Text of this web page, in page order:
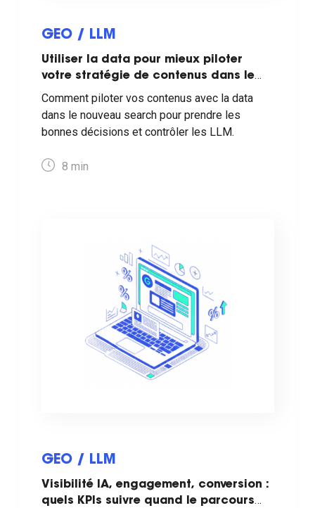
GEO / LLM
Utiliser la data pour mieux piloter
votre stratégie de contenus dans le
nouveau search
Comment piloter vos contenus avec la data
dans le nouveau search pour prendre les
bonnes décisions et contrôler les LLM.
8 min
GEO / LLM
Visibilité IA, engagement, conversion :
quels KPIs suivre quand le parcours